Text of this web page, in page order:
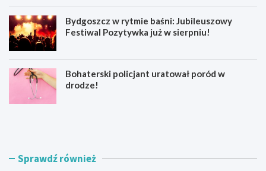
Bydgoszcz w rytmie baśni: Jubileuszowy
Festiwal Pozytywka już w sierpniu!
Bohaterski policjant uratował poród w
drodze!
Z
ń
Z
c Sprawdź również